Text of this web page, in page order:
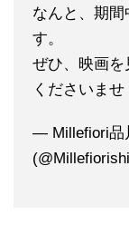
なんと、期間
す。
ぜひ、映画を
くださいませ
— Millefiori品